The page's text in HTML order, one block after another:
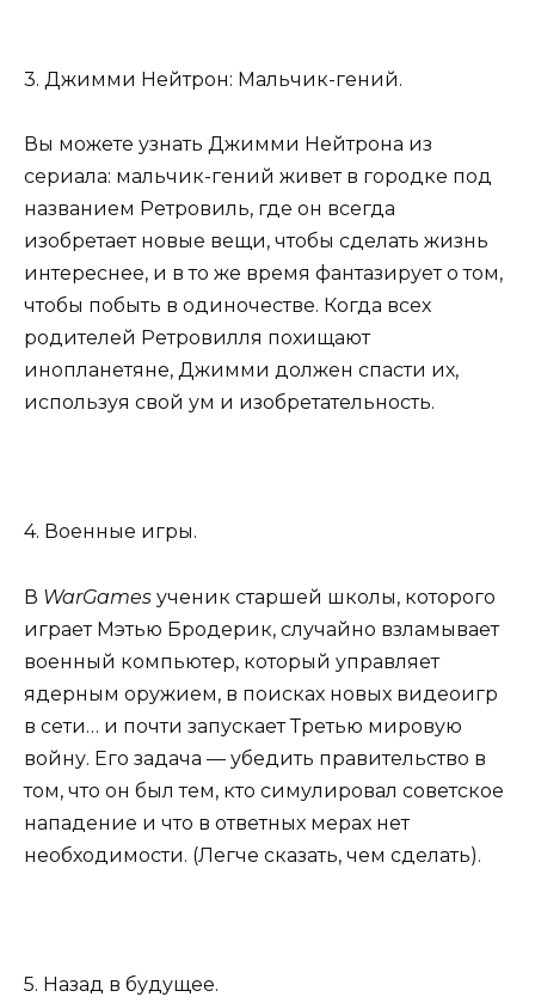
3. Джимми Нейтрон: Мальчик-гений.
Вы можете узнать Джимми Нейтрона из
сериала: мальчик-гений живет в городке под
названием Ретровиль, где он всегда
изобретает новые вещи, чтобы сделать жизнь
интереснее, и в то же время фантазирует о том,
чтобы побыть в одиночестве. Когда всех
родителей Ретровилля похищают
инопланетяне, Джимми должен спасти их,
используя свой ум и изобретательность.
4. Военные игры.
В WarGames ученик старшей школы, которого
играет Мэтью Бродерик, случайно взламывает
военный компьютер, который управляет
ядерным оружием, в поисках новых видеоигр
в сети… и почти запускает Третью мировую
войну. Его задача — убедить правительство в
том, что он был тем, кто симулировал советское
нападение и что в ответных мерах нет
необходимости. (Легче сказать, чем сделать).
5. Назад в будущее.